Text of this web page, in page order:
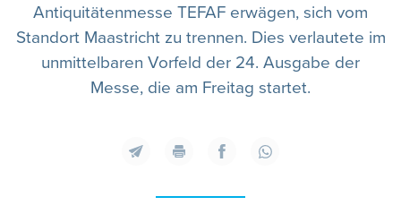
Antiquitätenmesse TEFAF erwägen, sich vom
Standort Maastricht zu trennen. Dies verlautete im
unmittelbaren Vorfeld der 24. Ausgabe der
Messe, die am Freitag startet.